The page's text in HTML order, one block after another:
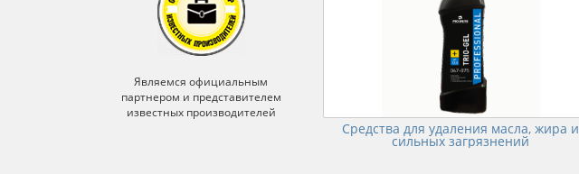
Являемся официальным
партнером и представителем
известных производителей
Являемся официальным
партнером и представителем
известных производителей
Средства для удаления масла, жира и
сильных загрязнений